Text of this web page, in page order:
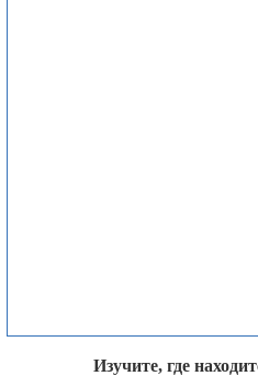
Изучите, где